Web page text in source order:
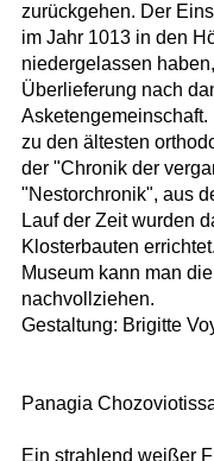
zurückgehen. Der
im Jahr 1013 in den
niedergelassen
Überlieferung nach
zu den ältesten
der "Chronik der
"Nestorchronik", aus
Lauf der Zeit wurden
Klosterbauten
Museum kann man
nachvollziehen.
Gestaltung: Brigitte
Panagia
Ein strahlend weißer